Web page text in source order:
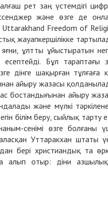
рет заң үстемдігі
және өзге де
Uttarakhand Freedom of
жауапкершілікке
ұлтты ұйыстыратын
есептейді. Бұл тараптағы
дінге шақырған тұлғаға
айыру жазасы
бостандығынан айыру
және мүлкі
білім беру, сыйлық тарту
сенімі өзге болғаны
Уттаракхан штаты
бері христиандық та
алып отыр: діни